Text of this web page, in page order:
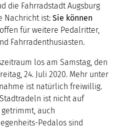
die Fahrradstadt Augsburg
Nachricht ist: Sie können
für weitere Pedalritter,
Fahrradenthusiasten.
los am Samstag, den
24. Juli 2020. Mehr unter
ist natürlich freiwillig.
ist nicht auf
auch
Pedalos sind